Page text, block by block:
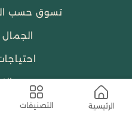
الرئيسية التصنيفات
تسوق حسب